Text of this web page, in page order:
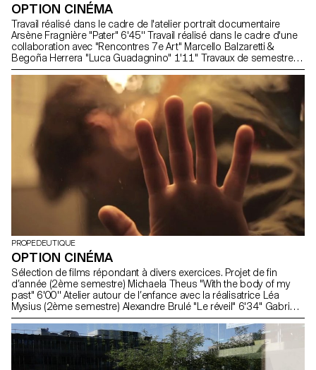
OPTION CINÉMA
Travail réalisé dans le cadre de l'atelier portrait documentaire
Arsène Fragnière "Pater" 6'45'' Travail réalisé dans le cadre d'une
collaboration avec "Rencontres 7e Art" Marcello Balzaretti &
Begoña Herrera "Luca Guadagnino" 1'11'' Travaux de semestre
(réalisés pendant la période de confinement) Ilan Dubi "L'Olympe"
7'30'' fiction Rémi Molleyres "Le caméscope" 7'29'' fiction
PROPEDEUTIQUE
OPTION CINÉMA
Sélection de films répondant à divers exercices. Projet de fin
d’année (2ème semestre) Michaela Theus "With the body of my
past" 6'00'' Atelier autour de l’enfance avec la réalisatrice Léa
Mysius (2ème semestre) Alexandre Brulé "Le réveil" 6'34'' Gabriel
Colban "Le Vieux Singe" 4'45'' Elias Ben Khalifa "Zoonoses" 7'34''
Atelier autour de l'oeuvre de Gus Van Sant, suite à sa masterclass
en novembre 2017 (1er semestre) Elias Ben Khalifa "La débattue"
2'43'' Michaela Theus "Foulard rouge" 3'15'' Gabriel Colban "Sauf
erreur" 4'08'' Sebastian Friedmann "Corrida" 7'02''